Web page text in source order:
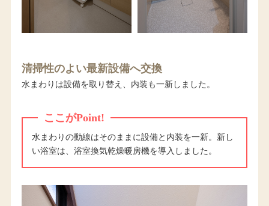
清掃性のよい最新設備へ交換
水まわりは設備を取り替え、内装も一新しました。
ここがPoint!
水まわりの動線はそのままに設備と内装を一新。新し
い浴室は、浴室換気乾燥暖房機を導入しました。